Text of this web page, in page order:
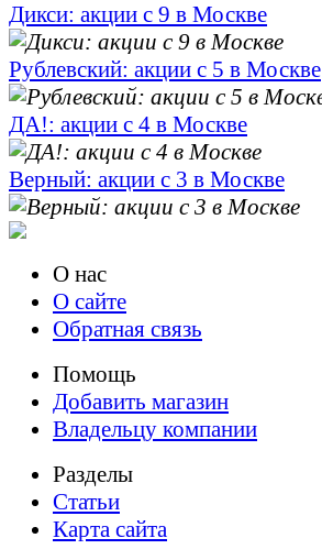
Дикси: акции с 9 в Москве
Рублевский: акции с 5 в Москве
ДА!: акции с 4 в Москве
Верный: акции с 3 в Москве
О нас
О сайте
Обратная связь
Помощь
Добавить магазин
Владельцу компании
Разделы
Статьи
Карта сайта